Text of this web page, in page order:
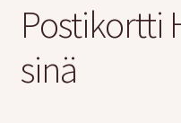
Jälleenmyyjille
Postikortti
sinä